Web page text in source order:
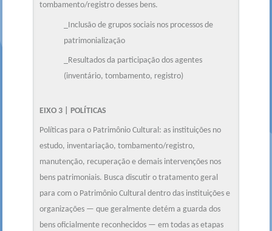
tombamento/registro desses bens.
_Inclusão de grupos sociais nos processos de
patrimonialização
_Resultados da participação dos agentes
(inventário, tombamento, registro)
EIXO 3 | POLÍTICAS
Políticas para o Patrimônio Cultural: as instituições no
estudo, inventariação, tombamento/registro,
manutenção, recuperação e demais intervenções nos
bens patrimoniais. Busca discutir o tratamento geral
para com o Patrimônio Cultural dentro das instituições e
organizações — que geralmente detém a guarda dos
bens oficialmente reconhecidos — em todas as etapas